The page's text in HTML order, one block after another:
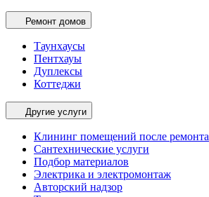
Ремонт домов
Таунхаусы
Пентхауы
Дуплексы
Коттеджи
Другие услуги
Клининг помещений после ремонта
Сантехнические услуги
Подбор материалов
Электрика и электромонтаж
Авторский надзор